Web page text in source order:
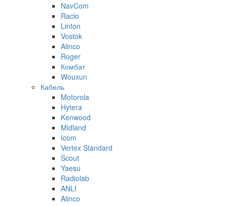
NavCom
Racio
Linton
Vostok
Alinco
Roger
Комбат
Wouxun
Кабель
Motorola
Hytera
Kenwood
Midland
Icom
Vertex Standard
Scout
Yaesu
Radiolab
ANLI
Alinco